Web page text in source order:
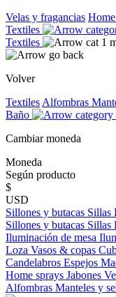
Velas y fragancias
Textiles
Textiles
Volver
Textiles Alfombras
Baño
Cambiar moneda
Moneda
Según producto
$
USD
Sillones y butacas Sillas
Sillones y butacas Sillas
Iluminación de mesa
Loza Vasos & copas
Candelabros Espejos
Home sprays Jabones
Alfombras Manteles y